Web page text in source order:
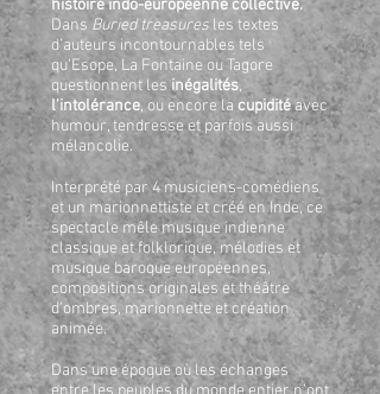
histoire indo-européenne collective.
Dans Buried treasures les textes
d’auteurs incontournables tels
qu’Esope, La Fontaine ou Tagore
questionnent les inégalités,
l’intolérance, ou encore la cupiditéavec
humour, tendresse et parfois aussi
mélancolie.
Interprété par 4 musiciens-comédiens
et un marionnettiste et créé en Inde, ce
spectacle mêle musique indienne
classique et folklorique, mélodies et
musique baroque européennes,
compositions originales et théâtre
d'ombres, marionnette et création
animée.
Dans une époque où les échanges